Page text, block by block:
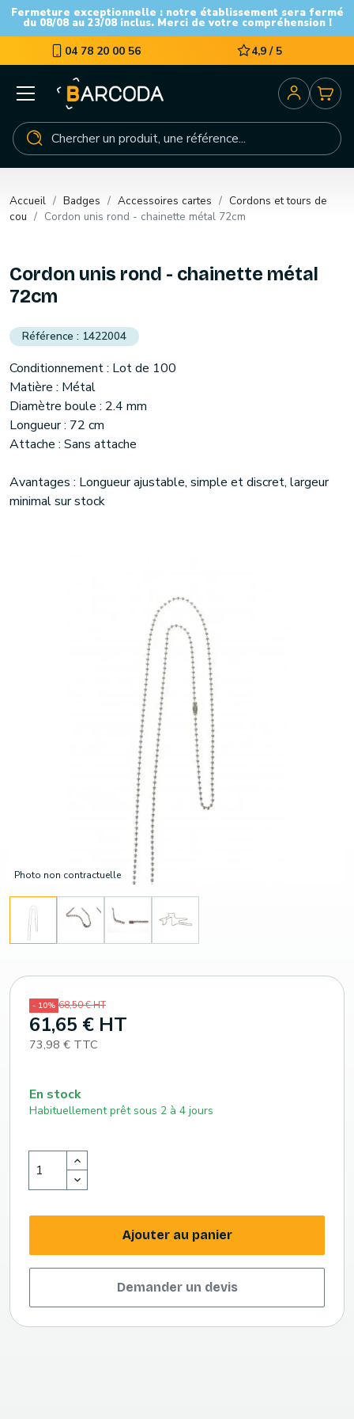
Fermeture exceptionnelle : notre établissement sera fermé
du 08/08 au 23/08 inclus. Merci de votre compréhension !
04 78 20 00 56 4,9 / 5
Accueil Badges Accessoires cartes
Cordons et tours de
cou
Cordon unis rond - chainette métal 72cm
Photo non contractuelle
Cordon unis rond - chainette métal
72cm
1422004
Conditionnement : Lot de 100
Matière : Métal
Diamètre boule : 2.4 mm
Longueur : 72 cm
Attache : Sans attache
Avantages : Longueur ajustable, simple et discret, largeur
minimal sur stock
- 10% 68,50 € HT
61,65 € HT
73,98 € TTC
En stock
Habituellement prêt sous 2 à 4 jours
Ajouter au panier
Demander un devis